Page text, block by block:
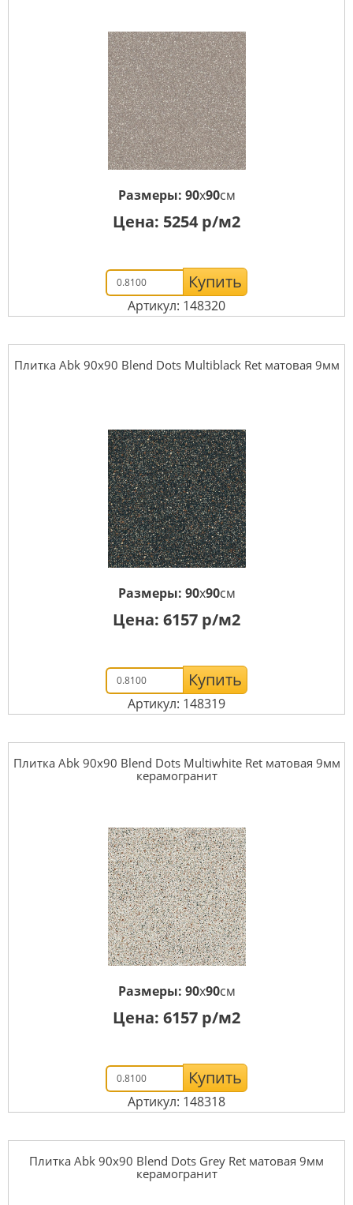
Размеры: 90x90см
Цена: 5254 р/м2
Купить
Артикул: 148320
Плитка Abk 90x90 Blend Dots Multiblack Ret матовая 9мм
Размеры: 90x90см
Цена: 6157 р/м2
Купить
Артикул: 148319
Плитка Abk 90x90 Blend Dots Multiwhite Ret матовая 9мм
керамогранит
Размеры: 90x90см
Цена: 6157 р/м2
Купить
Артикул: 148318
Плитка Abk 90x90 Blend Dots Grey Ret матовая 9мм
керамогранит